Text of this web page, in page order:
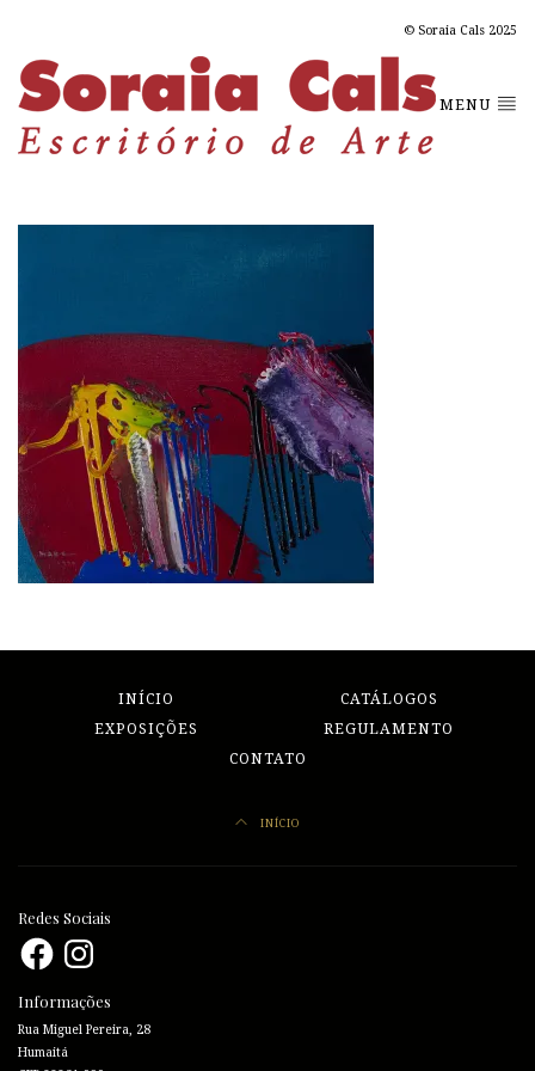
© Soraia Cals 2025
MENU
INÍCIO
CATÁLOGOS
EXPOSIÇÕES
REGULAMENTO
CONTATO
INÍCIO
Redes Sociais
FacebookInstagram
Informações
Rua Miguel Pereira, 28
Humaitá